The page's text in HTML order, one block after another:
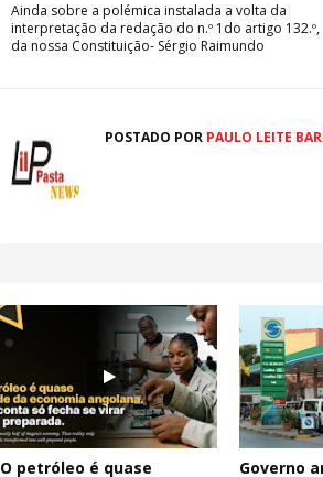
Ainda sobre a polémica instalada a volta da
interpretação da redação do n.º 1do artigo 132.º,
da nossa Constituição- Sérgio Raimundo
POSTADO POR PAULO LEITE
O petróleo é quase
Governo